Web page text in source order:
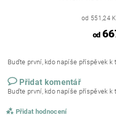
od 551,24
od
Buďte první, kdo napíše příspěvek k
Přidat komentář
Buďte první, kdo napíše příspěvek k
Přidat hodnocení